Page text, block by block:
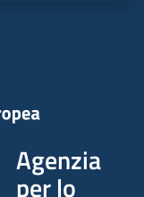
Agenzia
per lo